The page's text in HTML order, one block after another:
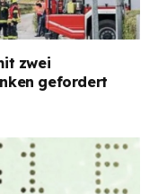
zwei
gefordert